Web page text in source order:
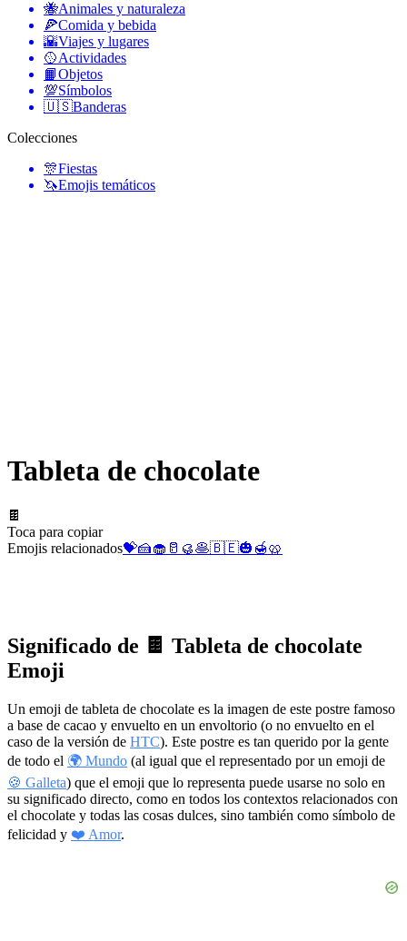
🐝Animales y naturaleza
🍕Comida y bebida
🌇Viajes y lugares
🥎Actividades
📙Objetos
💯Símbolos
🇺🇸Banderas
Colecciones
🎊Fiestas
🦄Emojis temáticos
Tableta de chocolate
🍫
Toca para copiar
Emojis relacionados💝🍰🧁 🥛 🥮🥞🇧🇪🎃 🍯🥨
Significado de 🍫 Tableta de chocolate
Emoji
Un emoji de tableta de chocolate es la imagen de este postre famoso
a base de cacao y envuelto en un envoltorio (o no envuelto en el
caso de la versión de HTC). Este postre es tan querido por la gente
de todo el 🌍 Mundo (al igual que el representado por un emoji de
🍪 Galleta) que el emoji que lo representa puede usarse no solo en
su significado directo, como en todos los contextos relacionados con
el chocolate y todas las cosas dulces, sino también como símbolo de
felicidad y ❤️ Amor.